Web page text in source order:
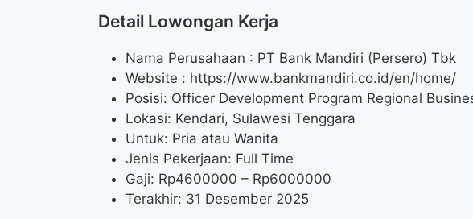
Detail Lowongan Kerja
Nama Perusahaan : PT Bank Mandiri (Persero) Tbk
Website : https://www.bankmandiri.co.id/en/home/
Posisi: Officer Development Program Regional
Lokasi: Kendari, Sulawesi Tenggara
Untuk: Pria atau Wanita
Jenis Pekerjaan: Full Time
Gaji: Rp4600000 – Rp6000000
Terakhir: 31 Desember 2025